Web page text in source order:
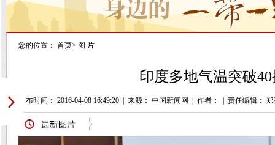
您的位置： 首页> 图 片
印度多地气温突破
发布时间： 2016-04-08 16:49:20 来源： 中国新闻网 作者： 责任编辑：